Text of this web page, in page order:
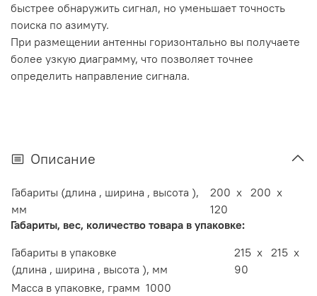
быстрее обнаружить сигнал, но уменьшает точность
поиска по азимуту.
При размещении антенны горизонтально вы получаете
более узкую диаграмму, что позволяет точнее
определить направление сигнала.
Описание
Габариты (длина , ширина , высота ),
мм
200 x 200 x
120
Габариты, вес, количество товара в упаковке:
Габариты в упаковке
(длина , ширина , высота ), мм
215 x 215 x
90
Масса в упаковке, грамм 1000